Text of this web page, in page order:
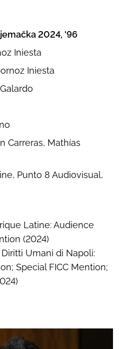
2024, '96
Iniesta
Iniesta
Carreras, Mathías
Punto 8 Audiovisual,
Latine: Audience
(2024)
Umani di Napoli:
Special FICC Mention;